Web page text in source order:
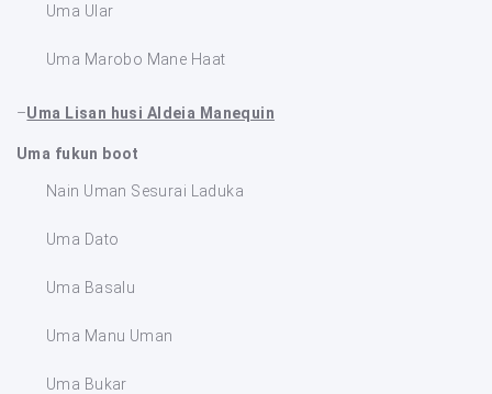
Uma Ular
Uma Marobo Mane Haat
–Uma Lisan husi Aldeia Manequin
Uma fukun boot
Nain Uman Sesurai Laduka
Uma Dato
Uma Basalu
Uma Manu Uman
Uma Bukar